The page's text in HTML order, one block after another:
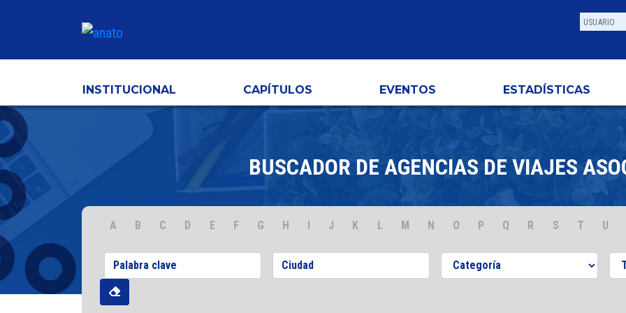
INSTITUCIONAL CAPÍTULOS EVENTOS ESTADÍSTICAS
BUSCADOR DE AGENCIAS DE VIAJES
A B C D E F G H I J K L M N O P Q R S T U